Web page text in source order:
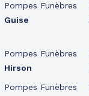
Pompes Funèbres
Guise
Pompes Funèbres
Hirson
Pompes Funèbres